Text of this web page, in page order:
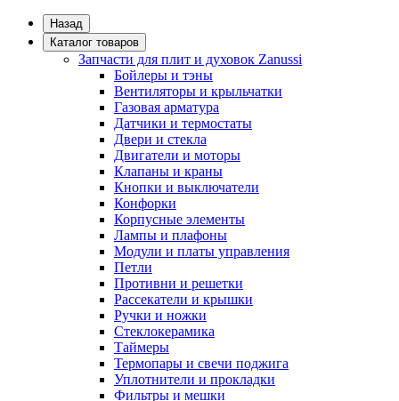
Назад
Каталог товаров
Запчасти для плит и духовок Zanussi
Бойлеры и тэны
Вентиляторы и крыльчатки
Газовая арматура
Датчики и термостаты
Двери и стекла
Двигатели и моторы
Клапаны и краны
Кнопки и выключатели
Конфорки
Корпусные элементы
Лампы и плафоны
Модули и платы управления
Петли
Противни и решетки
Рассекатели и крышки
Ручки и ножки
Стеклокерамика
Таймеры
Термопары и свечи поджига
Уплотнители и прокладки
Фильтры и мешки